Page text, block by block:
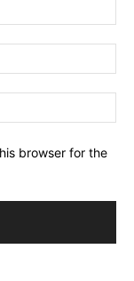
browser for the